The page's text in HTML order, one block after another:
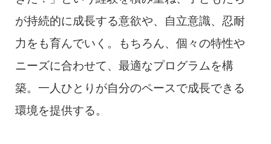
が持続的に成長する意欲や、自立意識、忍耐
力をも育んでいく。もちろん、個々の特性や
ニーズに合わせて、最適なプログラムを構
築。一人ひとりが自分のペースで成長できる
環境を提供する。